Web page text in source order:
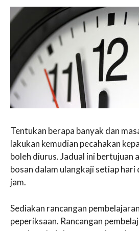
Tentukan berapa banyak dan
lakukan kemudian pecahakan
boleh diurus. Jadual ini bertujuan
bosan dalam ulangkaji setiap hari
jam.
Sediakan rancangan
peperiksaan. Rancangan